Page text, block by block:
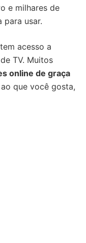
e milhares de
para usar.
acesso a
TV. Muitos
online de graça
que você gosta,